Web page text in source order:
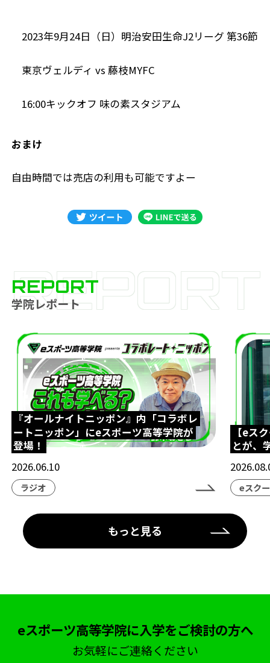
2023年9月24日（日）明治安田生命J2リーグ 第36節
東京ヴェルディ vs 藤枝MYFC
16:00キックオフ 味の素スタジアム
おまけ
自由時間では売店の利用も可能ですよー
REPORT
学院レポート
REPORT
『オールナイトニッポン』内「コラボレ
ートニッポン」にeスポーツ高等学院が
登場！
2026.06.10
ラジオ
【eス
とが、
eスク
もっと見る
eスポーツ高等学院に入学をご検討の方へ
お気軽にご連絡ください